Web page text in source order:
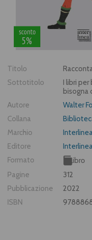
sconto
5%
Titolo
Sottotitolo
I libri
bisogna
Autore
Walter
Collana
Marchio
Editore
Formato
Libro
Pagine
312
Pubblicazione
2022
ISBN